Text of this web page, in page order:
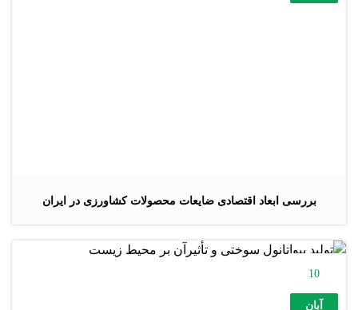
بررسی ابعاد اقتصادی ضایعات محصولات کشاورزی در ایران
10
آبان